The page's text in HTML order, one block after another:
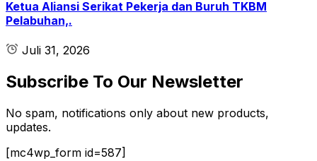
Ketua Aliansi Serikat Pekerja dan Buruh TKBM
Pelabuhan,.
Juli 31, 2026
Subscribe To Our Newsletter
No spam, notifications only about new products,
updates.
[mc4wp_form id=587]